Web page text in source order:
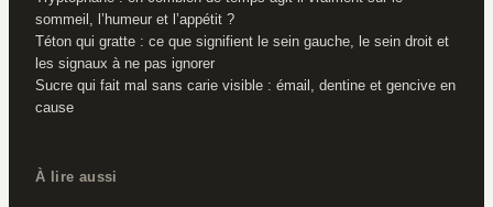
sommeil, l’humeur et l’appétit ?
Téton qui gratte : ce que signifient le sein gauche, le sein droit et
les signaux à ne pas ignorer
Sucre qui fait mal sans carie visible : émail, dentine et gencive en
cause
À lire aussi